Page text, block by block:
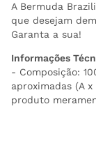
A Bermuda
que desejam
Garanta a sua!
Informações
- Composição:
aproximadas (A
produto